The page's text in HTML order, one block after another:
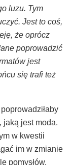
luzu. Tym
Jest to coś,
że oprócz
poprowadzić
jest
się trafi też
jaką jest moda.
w kwestii
im w zmianie
pomysłów,